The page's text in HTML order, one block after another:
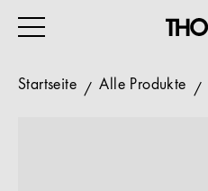
Startseite Alle Produkte